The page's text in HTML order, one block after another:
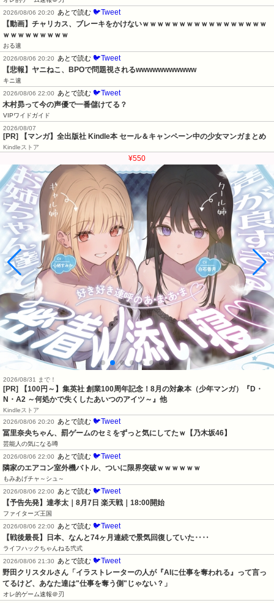
2026/08/06 20:20
あとで読む 🐦Tweet
【動画】チャリカス、ブレーキをかけないｗｗｗｗｗｗｗｗｗｗｗｗｗｗｗｗｗ
ｗｗｗｗｗｗｗｗｗ
おる速
2026/08/06 20:20
あとで読む 🐦Tweet
【悲報】ヤニねこ、BPOで問題視されるwwwwwwwwwww
キニ速
2026/08/06 22:00
あとで読む 🐦Tweet
木村昴って今の声優で一番儲けてる？
VIPワイドガイド
2026/08/07
[PR] 【マンガ】全出版社 Kindle本 セール＆キャンペーン中の少女マンガまとめ
Kindleストア
¥550
2026/08/31 まで！
[PR]
【100円～】集英社 創業100周年記念！8月の対象本（少年マンガ）『D・
N・A2 ～何処かで失くしたあいつのアイツ～』他
Kindleストア
2026/08/06 20:20
あとで読む 🐦Tweet
冨里奈央ちゃん、罰ゲームのセミをずっと気にしてたｗ【乃木坂46】
芸能人の気になる噂
2026/08/06 22:00
あとで読む 🐦Tweet
隣家のエアコン室外機バトル、ついに限界突破ｗｗｗｗｗｗ
もみあげチャ～シュ～
2026/08/06 22:00
あとで読む 🐦Tweet
【予告先発】達孝太｜8月7日 楽天戦｜18:00開始
ファイターズ王国
2026/08/06 22:00
あとで読む 🐦Tweet
【戦後最長】日本、なんと74ヶ月連続で景気回復していた‥‥
ライフハックちゃんねる弐式
2026/08/06 21:30
あとで読む 🐦Tweet
野田クリスタルさん「イラストレーターの人が『AIに仕事を奪われる』って言っ
てるけど、あなた達は"仕事を奪う側"じゃない？」
オレ的ゲーム速報＠刃